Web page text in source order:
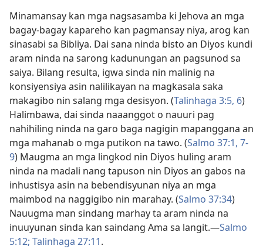
Minamansay kan mga nagsasamba ki Jehova an mga
bagay-bagay kapareho kan pagmansay niya, arog kan
sinasabi sa Bibliya. Dai sana ninda bisto an Diyos kundi
aram ninda na sarong kadunungan an pagsunod sa
saiya. Bilang resulta, igwa sinda nin malinig na
konsiyensiya asin nalilikayan na magkasala saka
makagibo nin salang mga desisyon. (Talinhaga 3:5, 6)
Halimbawa, dai sinda naaanggot o nauuri pag
nahihiling ninda na garo baga nagigin mapanggana an
mga mahanab o mga putikon na tawo. (Salmo 37:1, 7-
9) Maugma an mga lingkod nin Diyos huling aram
ninda na madali nang tapuson nin Diyos an gabos na
inhustisya asin na bebendisyunan niya an mga
maimbod na naggigibo nin marahay. (Salmo 37:34)
Nauugma man sindang marhay ta aram ninda na
inuuyunan sinda kan saindang Ama sa langit.—Salmo
5:12; Talinhaga 27:11.